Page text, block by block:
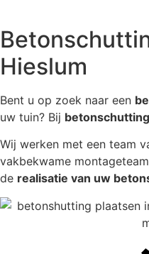
Hieslum
Bent u op zoek naar een
uw tuin? Bij
Wij werken met een team
vakbekwame
de realisatie van uw